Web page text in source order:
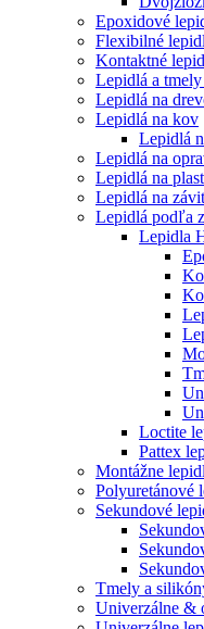
Epoxidové
Flexibilné
Kontaktné
Lepidlá a
Lepidlá na
Lepidlá na kov
Lepidlá
Lepidlá na
Lepidlá na plast
Lepidlá na
Lepidlá podľa
Lepidla
Loctite
Pattex
Montážne
Polyuretánové
Sekundové
Tmely a
Univerzálne &